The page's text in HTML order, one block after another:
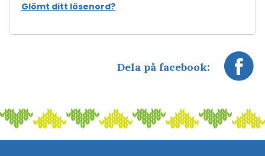
Glömt ditt lösenord?
Dela på facebook: